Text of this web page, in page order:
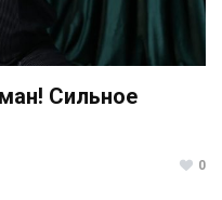
Сильное
0